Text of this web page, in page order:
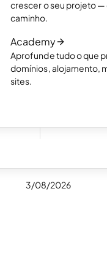
crescer o seu projeto —
caminho.
Academy
Aprofunde tudo o que
domínios, alojamento,
sites.
Escolha
Como
Leia o artigo
3/08/2026